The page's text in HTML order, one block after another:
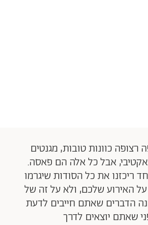
רצופה כוונות טובות, מגנטים
אבל כל אלה הם פאסה.
ריכזנו את כל הסודות שיגרמו
האירוע שלכם, ולא על זה של
הדברים שאתם חייבים לדעת
שאתם יוצאים לדרך